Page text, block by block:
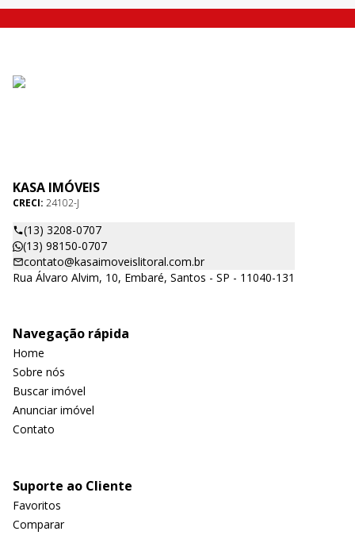
KASA IMÓVEIS
CRECI: 24102-J
(13) 3208-0707
(13) 98150-0707
contato@kasaimoveislitoral.com.br
Rua Álvaro Alvim, 10, Embaré, Santos - SP - 11040-131
Navegação rápida
Home
Sobre nós
Buscar imóvel
Anunciar imóvel
Contato
Suporte ao Cliente
Favoritos
Comparar